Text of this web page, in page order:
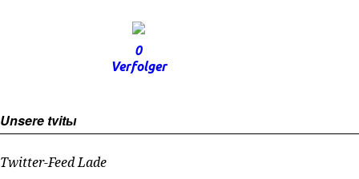
0
Verfolger
Unsere tvitы
Twitter-Feed Lade